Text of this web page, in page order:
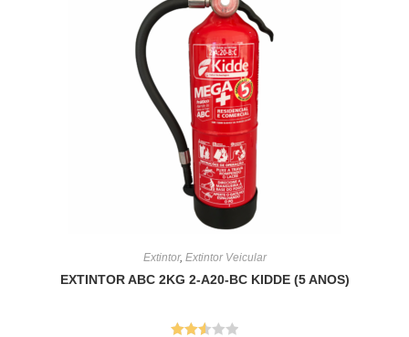
Extintor, Extintor Veicular
EXTINTOR ABC 2KG 2-A20-BC KIDDE (5 ANOS)